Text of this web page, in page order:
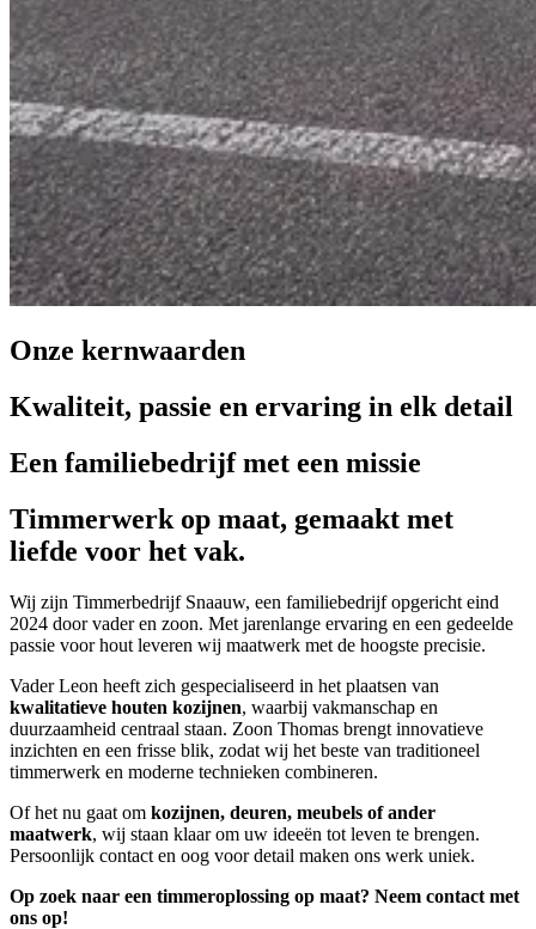
Onze kernwaarden
Kwaliteit, passie en ervaring in elk detail
Een familiebedrijf met een missie
Timmerwerk op maat, gemaakt met
liefde voor het vak.
Wij zijn Timmerbedrijf Snaauw, een familiebedrijf opgericht eind
2024 door vader en zoon. Met jarenlange ervaring en een gedeelde
passie voor hout leveren wij maatwerk met de hoogste precisie.
Vader Leon heeft zich gespecialiseerd in het plaatsen van
kwalitatieve houten kozijnen, waarbij vakmanschap en
duurzaamheid centraal staan. Zoon Thomas brengt innovatieve
inzichten en een frisse blik, zodat wij het beste van traditioneel
timmerwerk en moderne technieken combineren.
Of het nu gaat om kozijnen, deuren, meubels of ander
maatwerk, wij staan klaar om uw ideeën tot leven te brengen.
Persoonlijk contact en oog voor detail maken ons werk uniek.
Op zoek naar een timmeroplossing op maat? Neem contact met
ons op!